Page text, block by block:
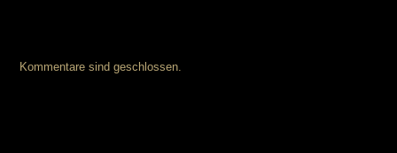
Kommentare sind geschlossen.